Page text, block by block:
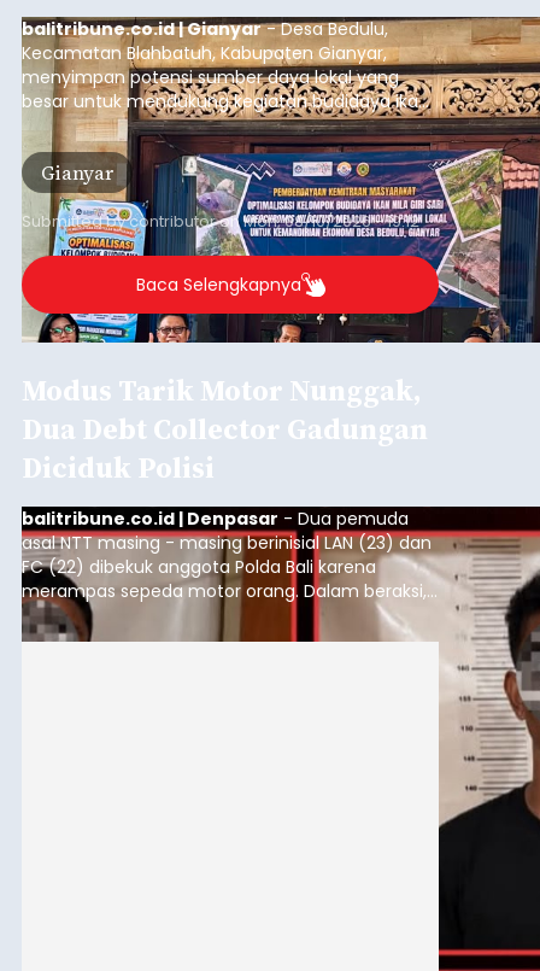
balitribune.co.id | Gianyar- Desa Bedulu,
Kecamatan Blahbatuh, Kabupaten Gianyar,
menyimpan potensi sumber daya lokal yang
besar untuk mendukung kegiatan budidaya ikan
nila.
Gianyar
Submitted bycontributoronMon, 08/10/2026 - 19:12
Baca Selengkapnya
Modus Tarik Motor Nunggak,
Dua Debt Collector Gadungan
Diciduk Polisi
balitribune.co.id | Denpasar - Dua pemuda
asal NTT masing - masing berinisial LAN (23) dan
FC (22) dibekuk anggota Polda Bali karena
merampas sepeda motor orang. Dalam beraksi,
kedua pelaku mengaku sebagai debt collector
digunakan dua pria untuk merampas sepeda